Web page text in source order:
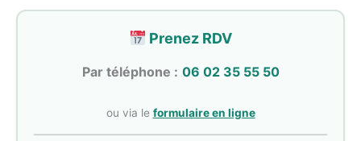
Prenez RDV
Par téléphone : 06 02 35 55 50
ou via le formulaire en ligne